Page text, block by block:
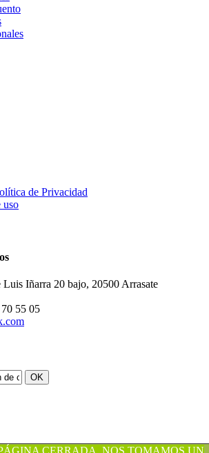
CERRADA, NOS TOMAMOS UN
de Privacidad
uso
Iñarra 20 bajo, 20500 Arrasate
55 05
OK